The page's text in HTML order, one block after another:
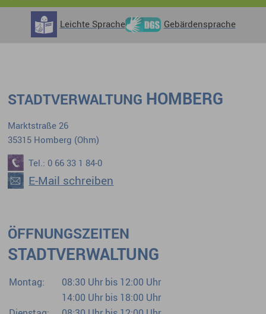
Leichte Sprache Gebärdensprache
STADTVERWALTUNG HOMBERG
Marktstraße 26
35315 Homberg (Ohm)
Tel.: 0 66 33 1 84-0
E-Mail schreiben
ÖFFNUNGSZEITEN
STADTVERWALTUNG
Montag:
08:30 Uhr bis 12:00 Uhr
14:00 Uhr bis 18:00 Uhr